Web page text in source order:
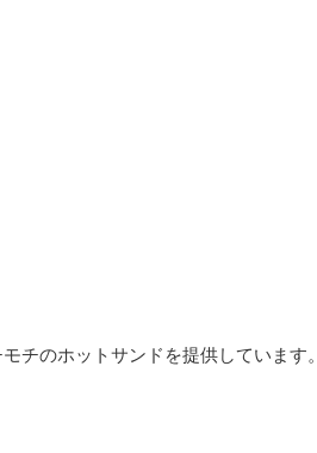
チのホットサンドを提供しています。